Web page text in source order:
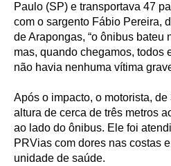
Paulo (SP) e transportava 47
com o sargento Fábio Pereira,
de Arapongas, “o ônibus bateu
mas, quando chegamos, todos
não havia nenhuma vítima
Após o impacto, o motorista,
altura de cerca de três metros
ao lado do ônibus. Ele foi
PRVias com dores nas costas
unidade de saúde.